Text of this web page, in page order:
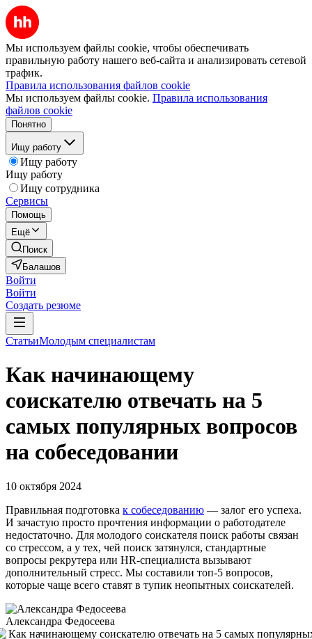
Мы используем файлы cookie, чтобы обеспечивать
правильную работу нашего веб-сайта и анализировать сетевой
трафик.
Правила использования файлов cookie
Мы используем файлы cookie. Правила использования
файлов cookie
Понятно
Ищу работу
Ищу работу
Ищу работу
Ищу сотрудника
Сервисы
Помощь
Ещё
Поиск
Балашов
Войти
Войти
Создать резюме
СтатьиМолодым специалистам
Как начинающему
соискателю отвечать на 5
самых популярных вопросов
на собеседовании
10 октября 2024
Правильная подготовка к собеседованию — залог его успеха.
И зачастую просто прочтения информации о работодателе
недостаточно. Для молодого соискателя поиск работы связан
со стрессом, а у тех, чей поиск затянулся, стандартные
вопросы рекрутера или HR-специалиста вызывают
дополнительный стресс. Мы составили топ-5 вопросов,
которые чаще всего ставят в тупик неопытных соискателей.
Александра Федосеева